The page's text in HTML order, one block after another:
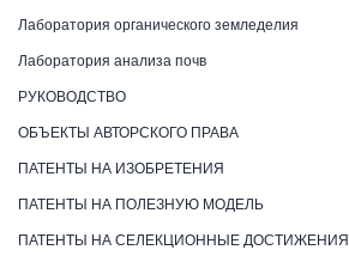
Лаборатория органического земледелия
Лаборатория анализа почв
РУКОВОДСТВО
ОБЪЕКТЫ АВТОРСКОГО ПРАВА
ПАТЕНТЫ НА ИЗОБРЕТЕНИЯ
ПАТЕНТЫ НА ПОЛЕЗНУЮ МОДЕЛЬ
ПАТЕНТЫ НА СЕЛЕКЦИОННЫЕ ДОСТИЖЕНИЯ